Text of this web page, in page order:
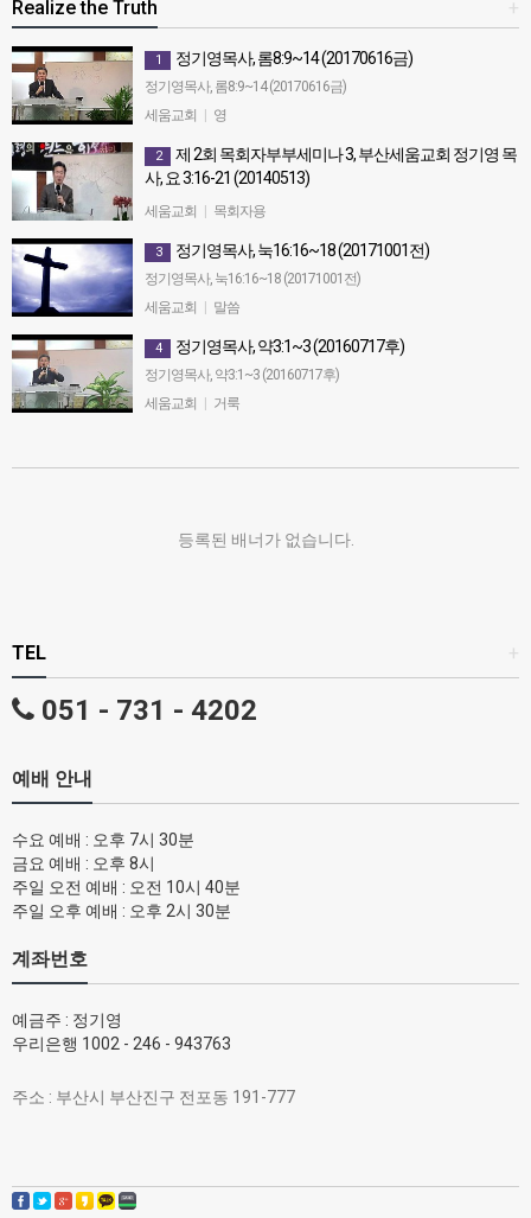
+
Realize the Truth
1 정기영목사, 롬8:9~14 (20170616금)
정기영목사, 롬8:9~14 (20170616금)
세움교회 | 영
2
제 2회 목회자부부세미나 3, 부산세움교회 정기영 목
사, 요 3:16-21 (20140513)
제 2회 목회자부부세미나 3, 부산세움교회 정기영 목사, 요 3:16-21
세움교회 | 목회자용
3 정기영목사, 눅16:16~18 (20171001전)
정기영목사, 눅16:16~18 (20171001전)
세움교회 | 말씀
4 정기영목사, 약3:1~3 (20160717후)
정기영목사, 약3:1~3 (20160717후)
세움교회 | 거룩
등록된 배너가 없습니다.
+
TEL
051 - 731 - 4202
예배 안내
수요 예배 : 오후 7시 30분
금요 예배 : 오후 8시
주일 오전 예배 : 오전 10시 40분
주일 오후 예배 : 오후 2시 30분
계좌번호
예금주 : 정기영
우리은행 1002 - 246 - 943763
주소 : 부산시 부산진구 전포동 191-777